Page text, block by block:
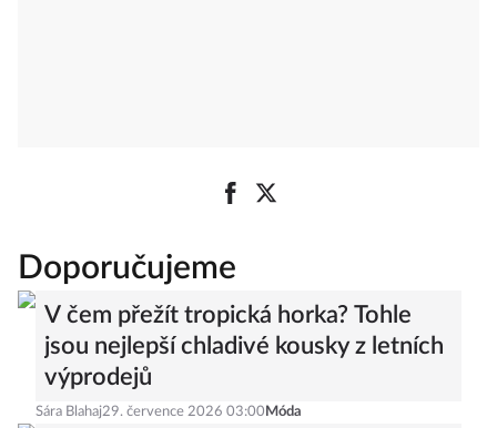
Doporučujeme
V čem přežít tropická horka? Tohle
jsou nejlepší chladivé kousky z letních
výprodejů
Sára Blahaj29. července 2026 03:00 Móda